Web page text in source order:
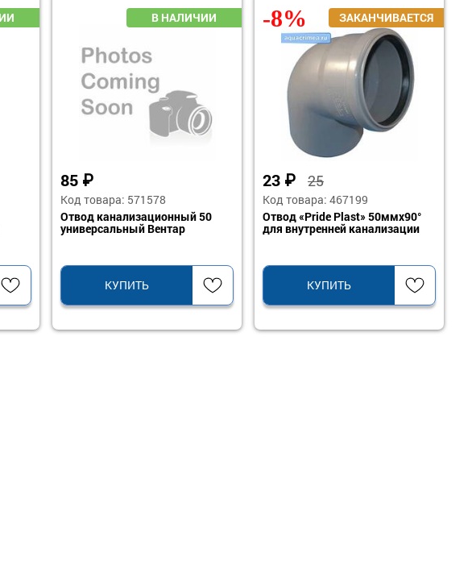
85 ₽
Код товара: 571578
Отвод канализационный 50
универсальный Вентар
КУПИТЬ
23 ₽ 25
Код товара: 467199
Отвод «Pride Plast» 50ммх90°
для внутренней канализации
КУПИТЬ
-8%